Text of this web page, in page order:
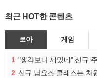
최근 HOT한 콘텐츠
로아 게임
1 "생각보다 재밌네" 신규
2 신규 남요즈 클래스는 차